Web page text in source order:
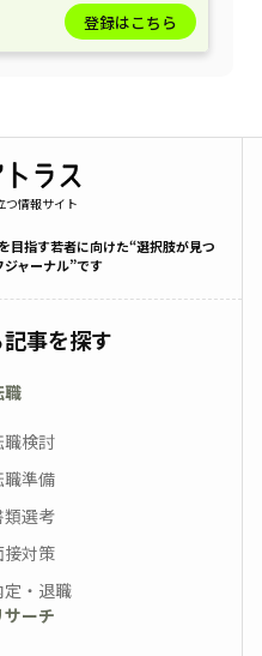
登録はこちら
つ情報サイト
目指す若者に向けた“選択肢が見つ
ャーナル”です
事を探す
職
職検討
職準備
類選考
接対策
定・退職
サーチ